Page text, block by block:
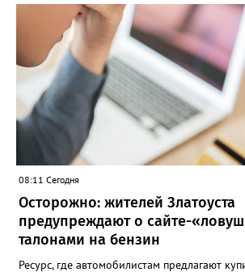
прослушивания участников, мастер-классы
наставников, выступления победителей
приглашённых артистов», - сообщает
фестивальные мероприятия будет
фестивале участвовали 26 финалистов из
Челябинской, Свердловской, Курганской,
областей, Ханты-Мансийского автономного
Республики Башкортостан. Приглашённой
идейный вдохновитель, организатор
певец, победитель главного
«Солдатский конверт», лауреат премии в
искусства «Золотая лира», участник
на Первом канале, обладатель звания
Ковин.
08:11 Сегодня
Осторожно: жителей Златоуста
предупреждают о сайте-
талонами на бензин
Ресурс, где автомобилистам предлагают